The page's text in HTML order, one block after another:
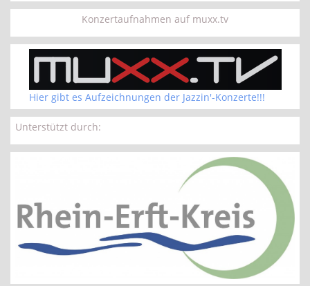
Konzertaufnahmen auf muxx.tv
Hier gibt es Aufzeichnungen der Jazzin'-Konzerte!!!
Unterstützt durch: